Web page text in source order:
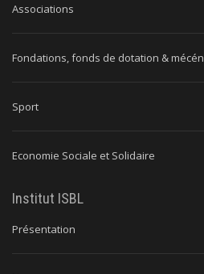
Associations
Fondations, fonds de dotation &
Sport
Economie Sociale et Solidaire
Institut ISBL
Présentation